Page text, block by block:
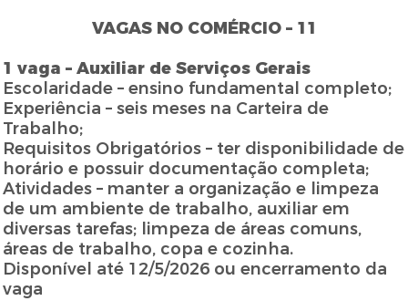
VAGAS NO COMÉRCIO – 11
1 vaga – Auxiliar de Serviços Gerais
Escolaridade – ensino fundamental completo;
Experiência – seis meses na Carteira de
Trabalho;
Requisitos Obrigatórios – ter disponibilidade de
horário e possuir documentação completa;
Atividades – manter a organização e limpeza
de um ambiente de trabalho, auxiliar em
diversas tarefas; limpeza de áreas comuns,
áreas de trabalho, copa e cozinha.
Disponível até 12/5/2026 ou encerramento da
vaga